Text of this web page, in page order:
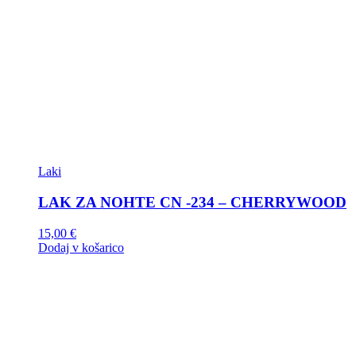
Laki
LAK ZA NOHTE CN -234 – CHERRYWOOD
15,00 €
Dodaj v košarico